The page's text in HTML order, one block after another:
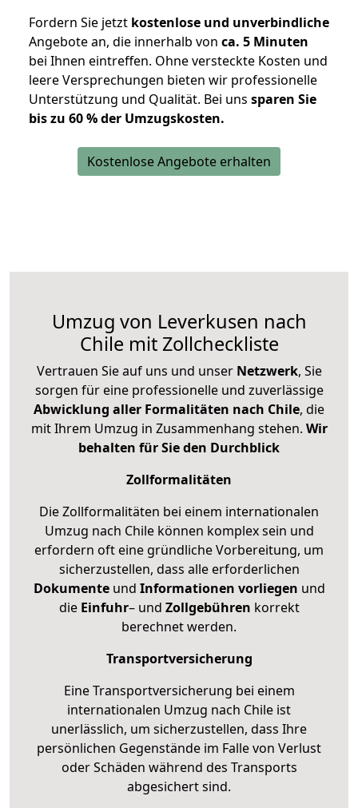
Fordern Sie jetzt kostenlose und unverbindliche
Angebote an, die innerhalb von ca. 5 Minuten
bei Ihnen eintreffen. Ohne versteckte Kosten und
leere Versprechungen bieten wir professionelle
Unterstützung und Qualität. Bei uns sparen Sie
bis zu 60 % der Umzugskosten.
Kostenlose Angebote erhalten
Umzug von Leverkusen nach
Chile mit Zollcheckliste
Vertrauen Sie auf uns und unser Netzwerk, Sie
sorgen für eine professionelle und zuverlässige
Abwicklung aller Formalitäten nach Chile, die
mit Ihrem Umzug in Zusammenhang stehen. Wir
behalten für Sie den Durchblick
Zollformalitäten
Die Zollformalitäten bei einem internationalen
Umzug nach Chile können komplex sein und
erfordern oft eine gründliche Vorbereitung, um
sicherzustellen, dass alle erforderlichen
Dokumenteund Informationen vorliegen und
die Einfuhr– und Zollgebühren korrekt
berechnet werden.
Transportversicherung
Eine Transportversicherung bei einem
internationalen Umzug nach Chile ist
unerlässlich, um sicherzustellen, dass Ihre
persönlichen Gegenstände im Falle von Verlust
oder Schäden während des Transports
abgesichert sind.